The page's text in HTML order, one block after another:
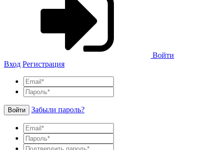
Войти
Вход Регистрация
Войти Забыли пароль?